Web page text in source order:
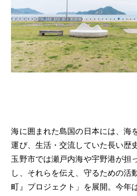
海に囲まれた島国の日本には、海
運び、生活・交流していた長い歴
玉野市では瀬戸内海や宇野港が担
し、それらを伝え、守るための活
町』プロジェクト」を展開。今年